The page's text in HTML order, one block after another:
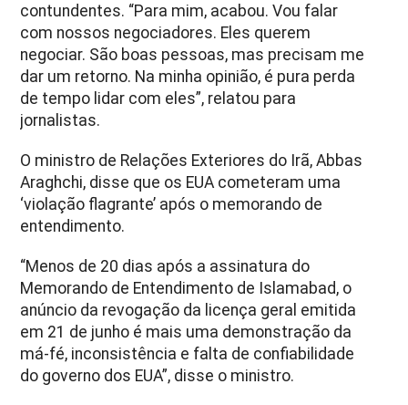
contundentes. “Para mim, acabou. Vou falar
com nossos negociadores. Eles querem
negociar. São boas pessoas, mas precisam me
dar um retorno. Na minha opinião, é pura perda
de tempo lidar com eles”, relatou para
jornalistas.
O ministro de Relações Exteriores do Irã, Abbas
Araghchi, disse que os EUA cometeram uma
‘violação flagrante’ após o memorando de
entendimento.
“Menos de 20 dias após a assinatura do
Memorando de Entendimento de Islamabad, o
anúncio da revogação da licença geral emitida
em 21 de junho é mais uma demonstração da
má-fé, inconsistência e falta de confiabilidade
do governo dos EUA”, disse o ministro.